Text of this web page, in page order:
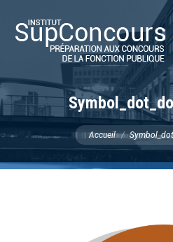
Vous êtes ici :
Accueil